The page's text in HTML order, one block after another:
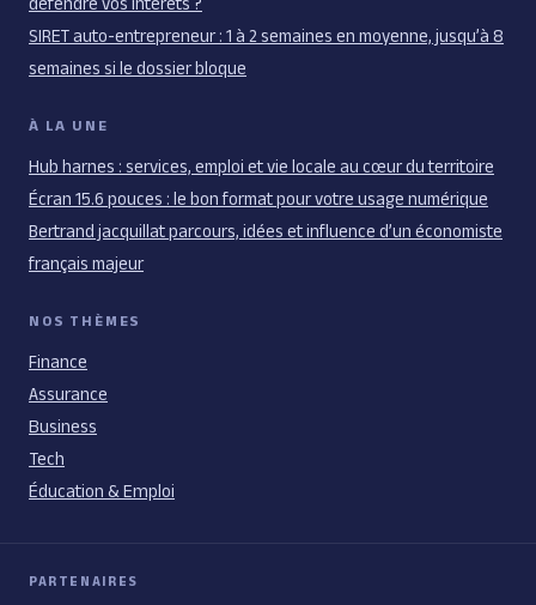
SIRET auto-entrepreneur : 1 à 2 semaines en moyenne, jusqu’à 8
semaines si le dossier bloque
À LA UNE
Hub harnes : services, emploi et vie locale au cœur du territoire
Écran 15.6 pouces : le bon format pour votre usage numérique
Bertrand jacquillat parcours, idées et influence d’un économiste
français majeur
NOS THÈMES
Finance
Assurance
Business
Tech
Éducation & Emploi
PARTENAIRES